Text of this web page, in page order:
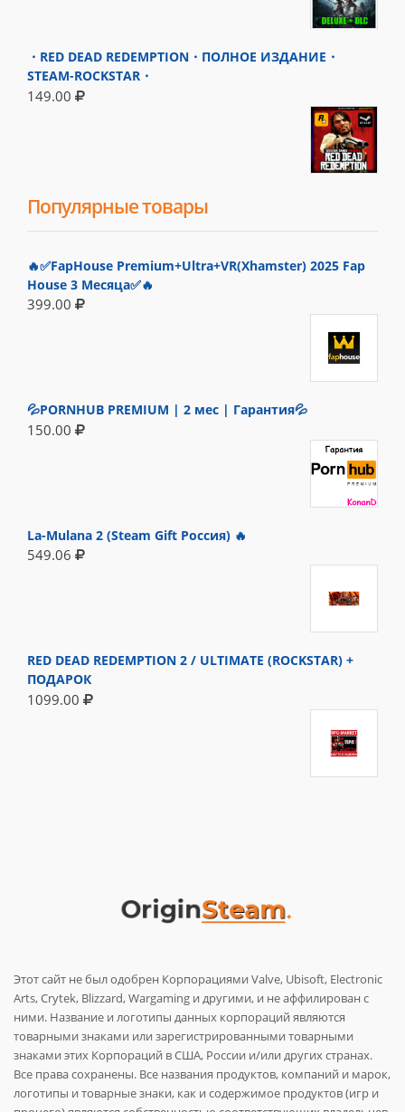
・RED DEAD REDEMPTION・ПОЛНОЕ ИЗДАНИЕ・
STEAM-ROCKSTAR・
149.00
Популярные товары
🔥✅FapHouse Premium+Ultra+VR(Xhamster) 2025 Fap
House 3 Месяца✅🔥
399.00
💦PORNHUB PREMIUM | 2 мес | Гарантия💦
150.00
La-Mulana 2 (Steam Gift Россия) 🔥
549.06
RED DEAD REDEMPTION 2 / ULTIMATE (ROCKSTAR) +
ПОДАРОК
1099.00
Этот сайт не был одобрен Корпорациями Valve, Ubisoft, Electronic
Arts, Crytek, Blizzard, Wargaming и другими, и не аффилирован с
ними. Название и логотипы данных корпораций являются
товарными знаками или зарегистрированными товарными
знаками этих Корпораций в США, России и/или других странах.
Все права сохранены. Все названия продуктов, компаний и марок,
логотипы и товарные знаки, как и содержимое продуктов (игр и